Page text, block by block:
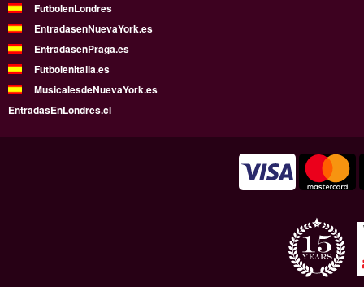
FutbolenLondres
EntradasenNuevaYork.es
EntradasenPraga.es
FutbolenItalia.es
MusicalesdeNuevaYork.es
EntradasEnLondres.cl